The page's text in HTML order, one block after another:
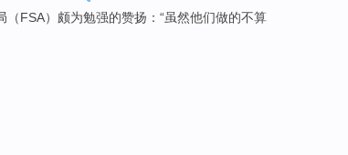
（FSA）颇为勉强的赞扬 ：“虽然他们做的不算